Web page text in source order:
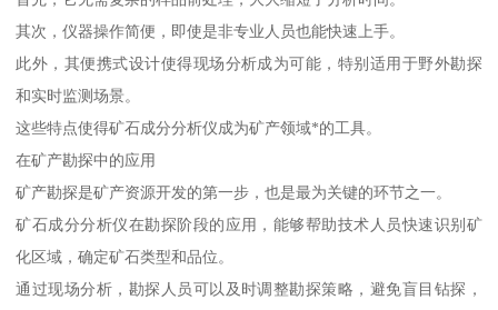
其次，仪器操作简便，即使是非专业人员也能快速上手。
此外，其便携式设计使得现场分析成为可能，特别适用于野外勘探
和实时监测场景。
这些特点使得矿石成分分析仪成为矿产领域*的工具。
在矿产勘探中的应用
矿产勘探是矿产资源开发的第一步，也是最为关键的环节之一。
矿石成分分析仪在勘探阶段的应用，能够帮助技术人员快速识别矿
化区域，确定矿石类型和品位。
通过现场分析，勘探人员可以及时调整勘探策略，避免盲目钻探，